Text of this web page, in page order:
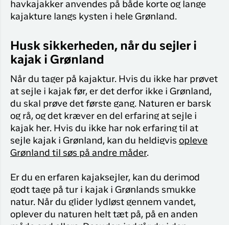
havkajakker anvendes på både korte og lange
kajakture langs kysten i hele Grønland.
Husk sikkerheden, når du sejler i
kajak i Grønland
Når du tager på kajaktur. Hvis du ikke har prøvet
at sejle i kajak før, er det derfor ikke i Grønland,
du skal prøve det første gang. Naturen er barsk
og rå, og det kræver en del erfaring at sejle i
kajak her. Hvis du ikke har nok erfaring til at
sejle kajak i Grønland, kan du heldigvis opleve
Grønland til søs på andre måder.
Er du en erfaren kajaksejler, kan du derimod
godt tage på tur i kajak i Grønlands smukke
natur. Når du glider lydløst gennem vandet,
oplever du naturen helt tæt på, på en anden